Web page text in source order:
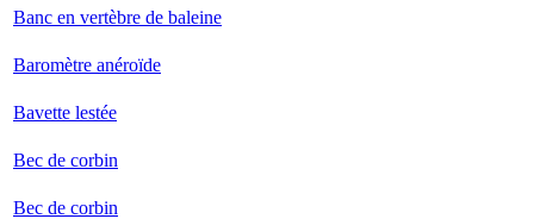
Banc en vertèbre de baleine
Baromètre anéroïde
Bavette lestée
Bec de corbin
Bec de corbin